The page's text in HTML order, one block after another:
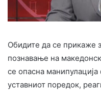
Обидите да се прикаже
познавање на
се опасна манипулација
уставниот поредок,